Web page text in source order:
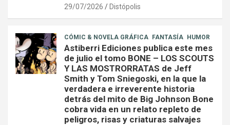
29/07/2026 Distópolis
CÓMIC & NOVELA GRÁFICA FANTASÍA HUMOR
Astiberri Ediciones publica este mes
de julio el tomo BONE – LOS SCOUTS
Y LAS MOSTRORRATAS de Jeff
Smith y Tom Sniegoski, en la que la
verdadera e irreverente historia
detrás del mito de Big Johnson Bone
cobra vida en un relato repleto de
peligros, risas y criaturas salvajes